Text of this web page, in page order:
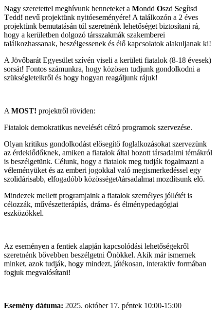
Nagy szeretettel meghívunk benneteket a Mondd Oszd Segítsd
Tedd! nevű projektünk nyitóeseményére! A találkozón a 2 éves
projektünk bemutatásán túl szeretnénk lehetőséget biztosítani rá,
hogy a kerületben dolgozó társszakmák szakemberei
találkozhassanak, beszélgessenek és élő kapcsolatok alakuljanak ki!
A Jövőbarát Egyesület szívén viseli a kerületi fiatalok (8-18 évesek)
sorsát! Fontos számunkra, hogy közösen tudjunk gondolkodni a
szükségleteikről és hogy hogyan reagáljunk rájuk!
A MOST! projektről röviden:
Fiatalok demokratikus nevelését célzó programok szervezése.
Olyan kritikus gondolkodást elősegítő foglalkozásokat szervezünk
az érdeklődőknek, amiken a fiatalok által hozott társadalmi témákról
is beszélgetünk. Célunk, hogy a fiatalok meg tudják fogalmazni a
véleményüket és az emberi jogokkal való megismerkedéssel egy
szolidárisabb, elfogadóbb közösséget/társadalmat mozdítsunk elő.
Mindezek mellett programjaink a fiatalok személyes jóllétét is
célozzák, művészetterápiás, dráma- és élménypedagógiai
eszközökkel.
Az eseményen a fentiek alapján kapcsolódási lehetőségekről
szeretnénk bővebben beszélgetni Önökkel. Akik már ismernek
minket, azok tudják, hogy mindezt, játékosan, interaktív formában
fogjuk megvalósítani!
Esemény dátuma: 2025. október 17. péntek 10:00-15:00